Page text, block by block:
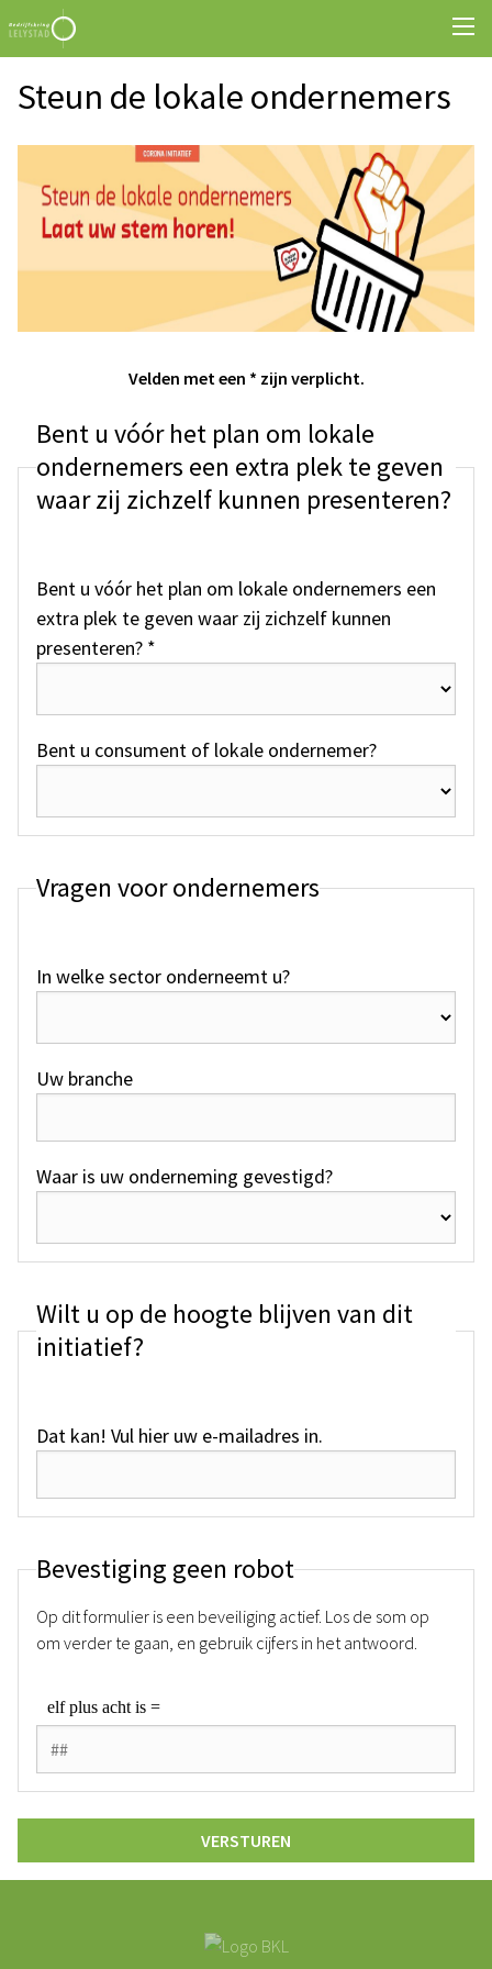
Steun de lokale ondernemers
Velden met een * zijn verplicht.
Bent u vóór het plan om lokale
ondernemers een extra plek te geven
waar zij zichzelf kunnen presenteren?
Bent u vóór het plan om lokale ondernemers een
extra plek te geven waar zij zichzelf kunnen
presenteren? *
Bent u consument of lokale ondernemer?
Vragen voor ondernemers
In welke sector onderneemt u?
Uw branche
Waar is uw onderneming gevestigd?
Wilt u op de hoogte blijven van dit
initiatief?
Dat kan! Vul hier uw e-mailadres in.
Bevestiging geen robot
Op dit formulier is een beveiliging actief. Los de som op
om verder te gaan, en gebruik cijfers in het antwoord.